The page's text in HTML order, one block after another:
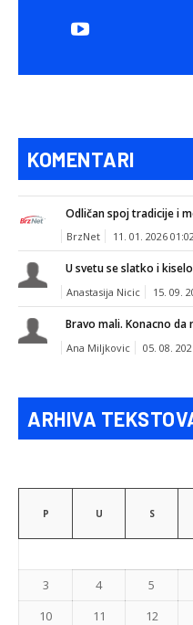
KOMENTARI
Odličan spoj tradicije i
BrzNet 11. 01. 2026
U svetu se slatko i
Anastasija Nicic 15. 09.
Bravo mali. Konacno
Ana Miljkovic 05. 08.
ARHIVA
P U S
3
4 5
10
11 12